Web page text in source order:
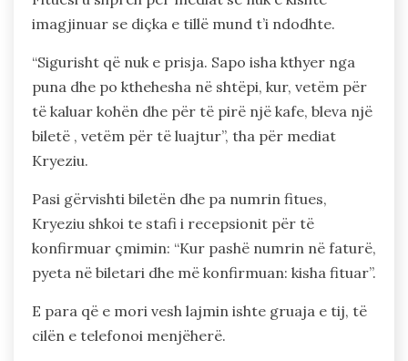
imagjinuar se diçka e tillë mund t’i ndodhte.
“Sigurisht që nuk e prisja. Sapo isha kthyer nga
puna dhe po kthehesha në shtëpi, kur, vetëm për
të kaluar kohën dhe për të pirë një kafe, bleva një
biletë , vetëm për të luajtur”, tha për mediat
Kryeziu.
Pasi gërvishti biletën dhe pa numrin fitues,
Kryeziu shkoi te stafi i recepsionit për të
konfirmuar çmimin: “Kur pashë numrin në faturë,
pyeta në biletari dhe më konfirmuan: kisha fituar”.
E para që e mori vesh lajmin ishte gruaja e tij, të
cilën e telefonoi menjëherë.